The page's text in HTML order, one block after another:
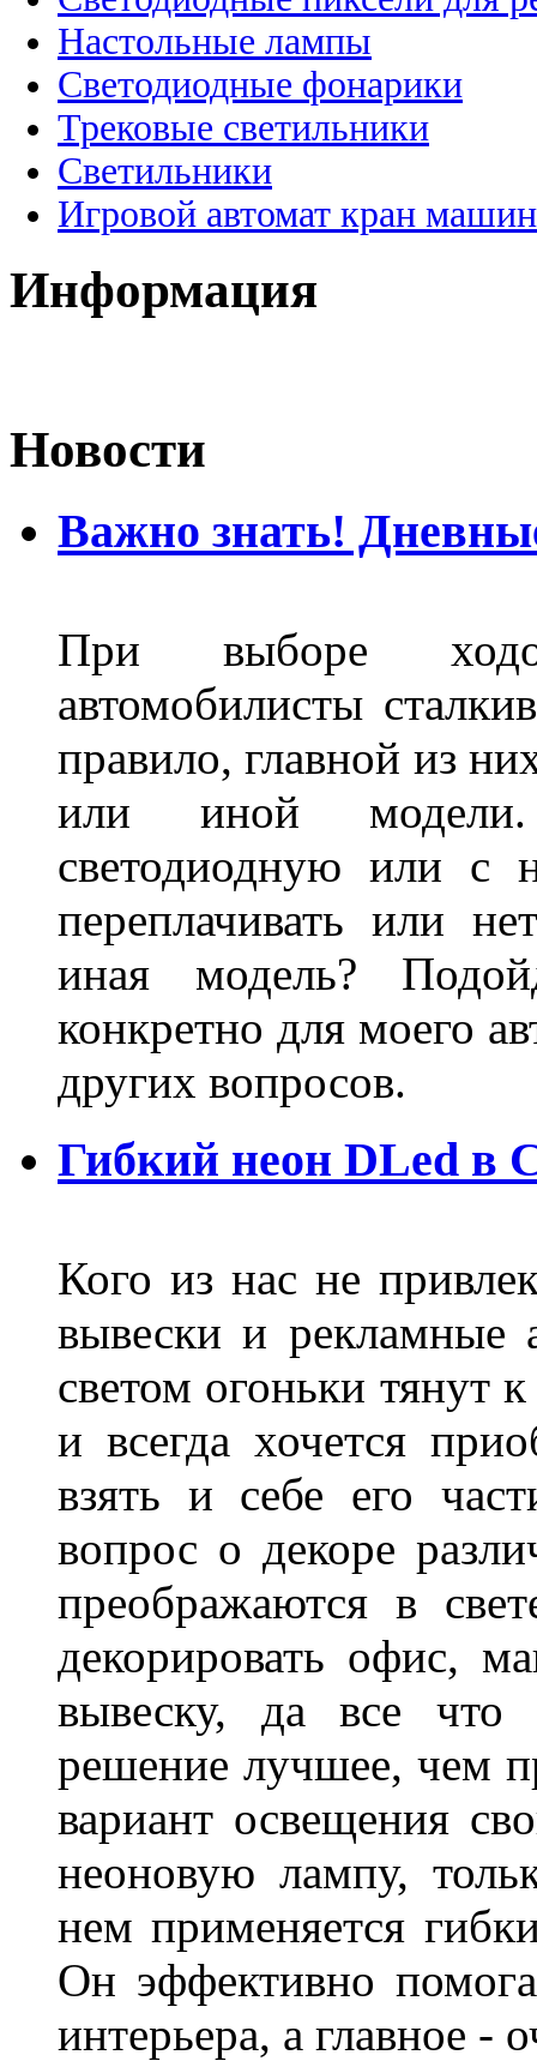
Настольные лампы
Светодиодные фонарики
Трековые светильники
Светильники
Игровой автомат кран
Информация
Новости
Важно знать!
При выборе
автомобилисты
правило, главной из
или иной
светодиодную или с
переплачивать или
иная модель?
конкретно для моего
других вопросов.
Гибкий неон DLed в
Кого из нас не
вывески и рекламные
светом огоньки тянут
и всегда хочется
взять и себе его
вопрос о декоре
преображаются в
декорировать офис,
вывеску, да все
решение лучшее, чем
вариант освещения
неоновую лампу,
нем применяется
Он эффективно
интерьера, а главное